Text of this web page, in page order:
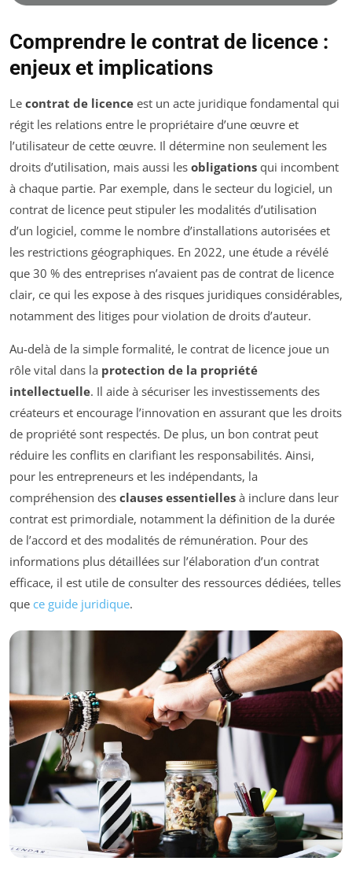
Comprendre le contrat de licence :
enjeux et implications
Le contrat de licence est un acte juridique fondamental qui
régit les relations entre le propriétaire d’une œuvre et
l’utilisateur de cette œuvre. Il détermine non seulement les
droits d’utilisation, mais aussi les obligations qui incombent
à chaque partie. Par exemple, dans le secteur du logiciel, un
contrat de licence peut stipuler les modalités d’utilisation
d’un logiciel, comme le nombre d’installations autorisées et
les restrictions géographiques. En 2022, une étude a révélé
que 30 % des entreprises n’avaient pas de contrat de licence
clair, ce qui les expose à des risques juridiques considérables,
notamment des litiges pour violation de droits d’auteur.
Au-delà de la simple formalité, le contrat de licence joue un
rôle vital dans la protection de la propriété
intellectuelle. Il aide à sécuriser les investissements des
créateurs et encourage l’innovation en assurant que les droits
de propriété sont respectés. De plus, un bon contrat peut
réduire les conflits en clarifiant les responsabilités. Ainsi,
pour les entrepreneurs et les indépendants, la
compréhension des clauses essentielles à inclure dans leur
contrat est primordiale, notamment la définition de la durée
de l’accord et des modalités de rémunération. Pour des
informations plus détaillées sur l’élaboration d’un contrat
efficace, il est utile de consulter des ressources dédiées, telles
que ce guide juridique.